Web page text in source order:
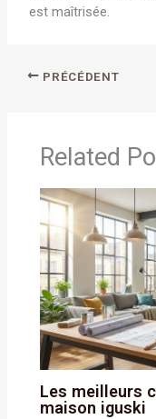
est maîtrisée.
PRÉCÉDENT
Related
Les meilleurs
maison iguski